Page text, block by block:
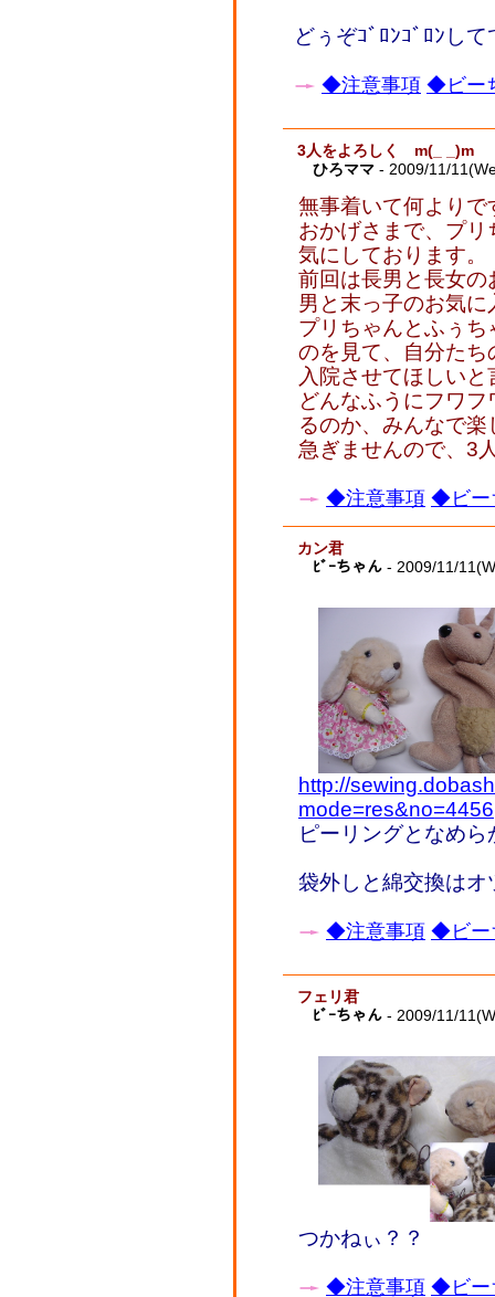
どぅぞｺﾞﾛﾝｺﾞﾛﾝし
◆注意事項 ◆ビー
3人をよろしく m(_ _)m
ひろママ - 2009/11/
無事着いて何よりで
おかげさまで、プ
気にしております。
前回は長男と長女
男と末っ子のお気
プリちゃんとふぅ
のを見て、自分た
入院させてほしい
どんなふうにフワ
るのか、みんなで
急ぎませんので、3
◆注意事項 ◆ビー
カン君
ﾋﾞｰちゃん - 2009/11/
http://
mode=res&no=4456
ピーリングとなめ
袋外しと綿交換はオ
◆注意事項 ◆ビー
フェリ君
ﾋﾞｰちゃん - 2009/11/
つかねぃ？？
◆注意事項 ◆ビー